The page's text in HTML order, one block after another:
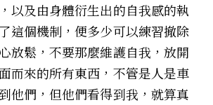
以及由身體衍生出的自我感的執
這個機制，便多少可以練習撤除
放鬆，不要那麼維護自我，放開
而來的所有東西，不管是人是車
他們，但他們看得到我，就算真